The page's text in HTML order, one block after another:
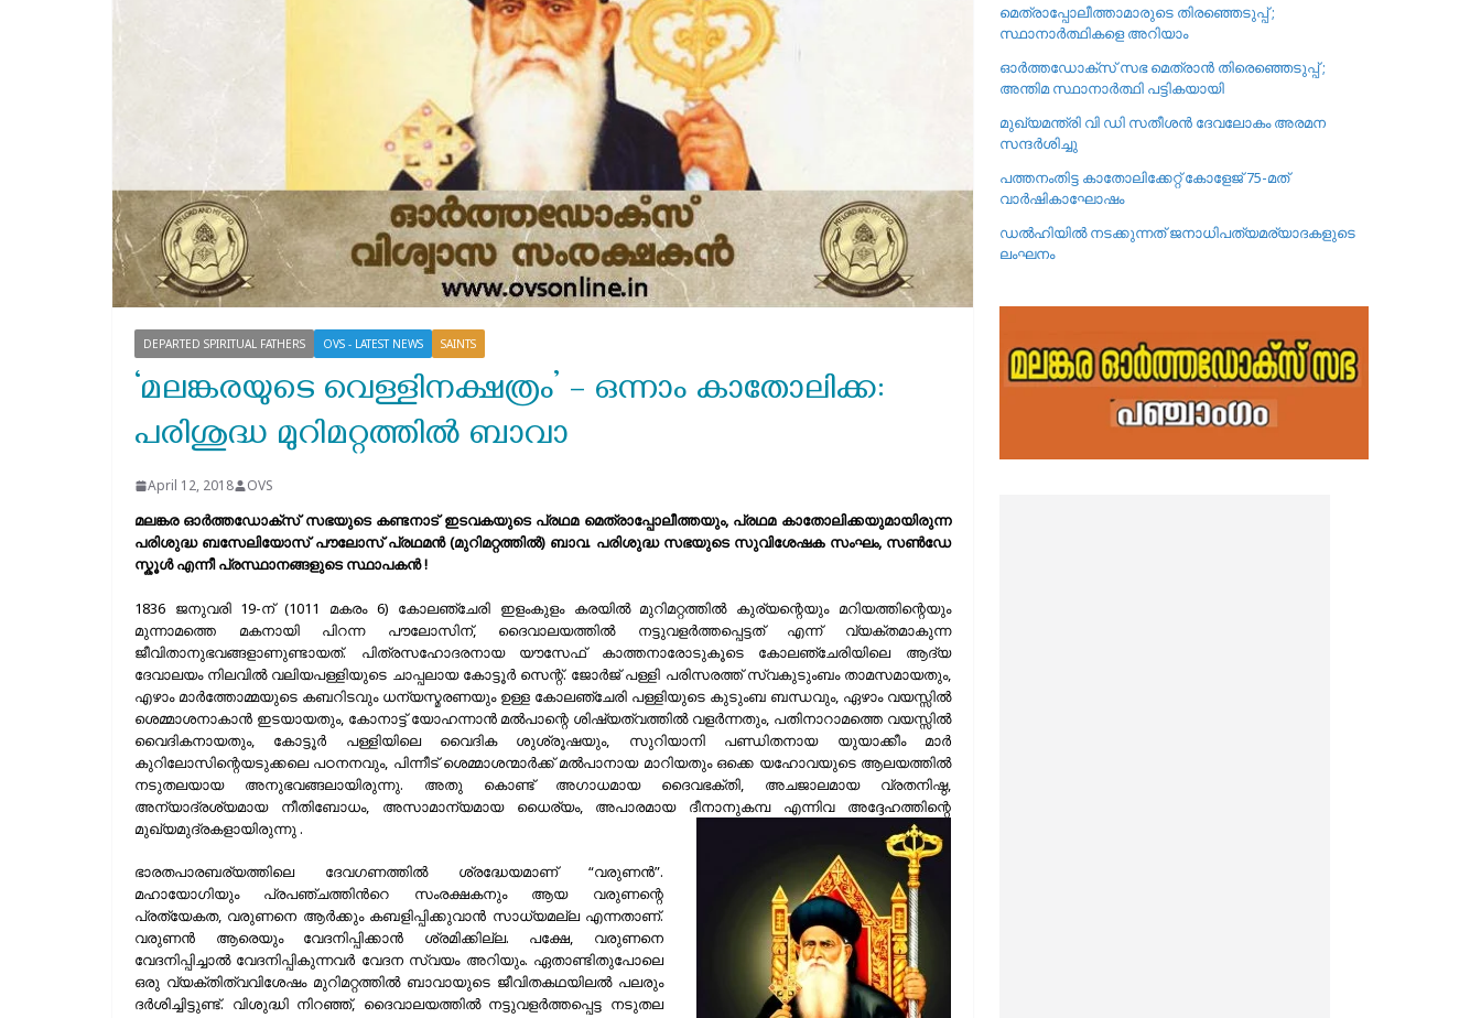
DEPARTED SPIRITUAL FATHERS OVS - LATEST NEWS SAINTS
‘മലങ്കരയുടെ വെള്ളിനക്ഷത്രം’ – ഒന്നാം കാതോലിക്ക:
പരിശുദ്ധ മുറിമറ്റത്തിൽ ബാവാ
April 12, 2018 OVS
മലങ്കര ഓർത്തഡോക്സ്‌ സഭയുടെ കണ്ടനാട് ഇടവകയുടെ പ്രഥമ മെത്രാപ്പോലീത്തയും, പ്രഥമ കാതോലിക്കയുമായിരുന്ന
പരിശുദ്ധ ബസേലിയോസ് പൗലോസ്‌ പ്രഥമൻ (മുറിമറ്റത്തിൽ) ബാവ. പരിശുദ്ധ സഭയുടെ സുവിശേഷക സംഘം, സൺ‌ഡേ
സ്കൂൾ എന്നീ പ്രസ്ഥാനങ്ങളുടെ സ്ഥാപകൻ !
1836 ജനുവരി 19-ന് (1011 മകരം 6) കോലഞ്ചേരി ഇളംകുളം കരയിൽ മുറിമറ്റത്തിൽ കുര്യന്റെയും മറിയത്തിന്റെയും
മുന്നാമത്തെ മകനായി പിറന്ന പൗലോസിന്, ദൈവാലയത്തിൽ നട്ടുവളർത്തപ്പെട്ടത് എന്ന് വ്യക്തമാകുന്ന
ജീവിതാനുഭവങ്ങളാണുണ്ടായത്. പിത്രസഹോദരനായ യൗസേഫ് കാത്തനാരോടുകൂടെ കോലഞ്ചേരിയിലെ ആദ്യ
ദേവാലയം നിലവിൽ വലിയപള്ളിയുടെ ചാപ്പലായ കോട്ടൂർ സെന്റ്‌. ജോർജ് പള്ളി പരിസരത്ത് സ്വകുടുംബം താമസമായതും,
എഴാം മാർത്തോമ്മയുടെ കബറിടവും ധന്യസ്മരണയും ഉള്ള കോലഞ്ചേരി പള്ളിയുടെ കുടുംബ ബന്ധവും, ഏഴാം വയസ്സിൽ
ശെമ്മാശനാകാൻ ഇടയായതും, കോനാട്ട് യോഹന്നാൻ മൽപാന്റെ ശിഷ്യത്വത്തിൽ വളർന്നതും, പതിനാറാമത്തെ വയസ്സിൽ
വൈദികനായതും, കോട്ടൂർ പള്ളിയിലെ വൈദിക ശുശ്രൂഷയും, സുറിയാനി പണ്ഡിതനായ യുയാക്കീം മാർ
കുറിലോസിന്റെയടുക്കലെ പഠനനവും, പിന്നീട് ശെമ്മാശന്മാർക്ക് മൽപാനായ മാറിയതും ഒക്കെ യഹോവയുടെ ആലയത്തിൽ
നടുതലയായ അനുഭവങ്ങലായിരുന്നു. അതു കൊണ്ട് അഗാധമായ ദൈവഭക്തി, അചജാലമായ വ്രതനിഷ്ഠ,
അന്യാദ്രശ്യമായ നീതിബോധം, അസാമാന്യമായ ധൈര്യം, അപാരമായ ദീനാനുകമ്പ എന്നിവ അദ്ദേഹത്തിന്റെ
മുഖ്യമുദ്രകളായിരുന്നു .
ഭാരതപാരബര്യത്തിലെ ദേവഗണത്തിൽ ശ്രദ്ധേയമാണ് “വരുണൻ”.
മഹായോഗിയും പ്രപഞ്ചത്തിന്‍റെ സംരക്ഷകനും ആയ വരുണന്റെ
പ്രത്യേകത, വരുണനെ ആർക്കും കബളിപ്പിക്കുവാൻ സാധ്യമല്ല എന്നതാണ്.
വരുണൻ ആരെയും വേദനിപ്പിക്കാൻ ശ്രമിക്കില്ല. പക്ഷേ, വരുണനെ
വേദനിപ്പിച്ചാൽ വേദനിപ്പികുന്നവർ വേദന സ്വയം അറിയും. ഏതാണ്ടിതുപോലെ
ഒരു വ്യക്തിത്വവിശേഷം മുറിമറ്റത്തിൽ ബാവായുടെ ജീവിതകഥയിലൽ പലരും
ദർശിച്ചിട്ടുണ്ട്. വിശുദ്ധി നിറഞ്ഞ്, ദൈവാലയത്തിൽ നട്ടുവളർത്തപ്പെട്ട നടുതല
മെത്രാപ്പോലീത്താമാരുടെ തിരഞ്ഞെടുപ്പ് ;
സ്ഥാനാർത്ഥികളെ അറിയാം
ഓർത്തഡോക്സ് സഭ മെത്രാൻ തിരെഞ്ഞെടുപ്പ് ;
അന്തിമ സ്ഥാനാർത്ഥി പട്ടികയായി
മുഖ്യമന്ത്രി വി ഡി സതീശൻ ദേവലോകം അരമന
സന്ദർശിച്ചു
പത്തനംതിട്ട കാതോലിക്കേറ്റ്‌ കോളേജ്‌ 75-മത്
വാർഷികാഘോഷം
ഡൽഹിയിൽ നടക്കുന്നത് ജനാധിപത്യമര്യാദകളുടെ
ലംഘനം